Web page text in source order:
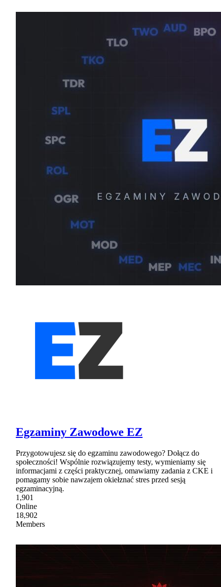
Egzaminy Zawodowe EZ
Przygotowujesz się do egzaminu zawodowego? Dołącz do
społeczności! Wspólnie rozwiązujemy testy, wymieniamy się
informacjami z części praktycznej, omawiamy zadania z CKE i
pomagamy sobie nawzajem okiełznać stres przed sesją
egzaminacyjną.
1,901
Online
18,902
Members